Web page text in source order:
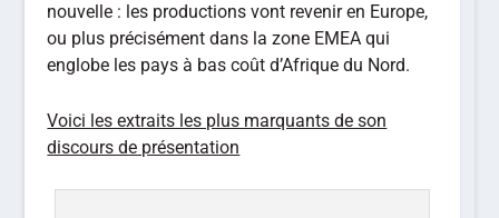
nouvelle : les productions vont revenir en Europe,
ou plus précisément dans la zone EMEA qui
englobe les pays à bas coût d’Afrique du Nord.
Voici les extraits les plus marquants de son
discours de présentation